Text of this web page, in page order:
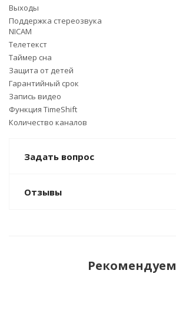
Выходы
Поддержка стереозвука
NICAM
Телетекст
Таймер сна
Защита от детей
Гарантийный срок
Запись видео
Функция TimeShift
Количество каналов
Задать вопрос
Отзывы
Рекомендуем